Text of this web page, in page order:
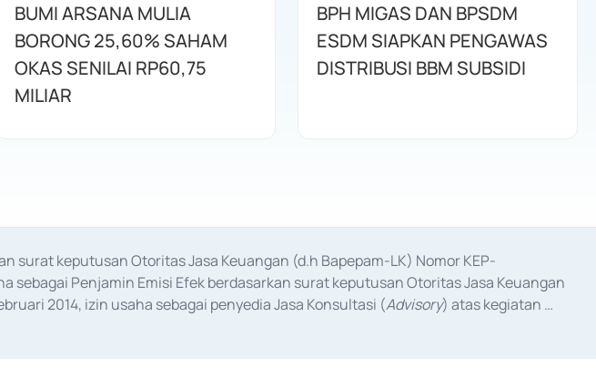
BUMI ARSANA MULIA
BORONG 25,60% SAHAM
OKAS SENILAI RP60,75
MILIAR
BPH MIGAS DAN BPSDM
ESDM SIAPKAN PENGAWAS
DISTRIBUSI BBM SUBSIDI
surat keputusan Otoritas Jasa Keuangan (d.h Bapepam-LK) Nomor KEP-
sebagai Penjamin Emisi Efek berdasarkan surat keputusan Otoritas Jasa Keuangan
2014, izin usaha sebagai penyedia Jasa Konsultasi (Advisory) atas kegiatan